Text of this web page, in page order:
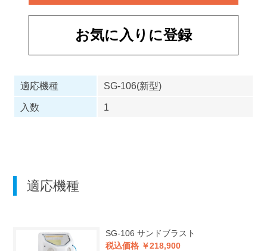
お気に入りに登録
適応機種
SG-106(新型)
入数
1
適応機種
SG-106 サンドブラスト
税込価格 ￥218,900